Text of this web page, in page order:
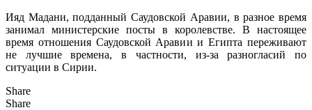
Ияд Мадани, подданный Саудовской Аравии, в разное время
занимал министерские посты в королевстве. В настоящее
время отношения Саудовской Аравии и Египта переживают
не лучшие времена, в частности, из-за разногласий по
ситуации в Сирии.
Share
Share